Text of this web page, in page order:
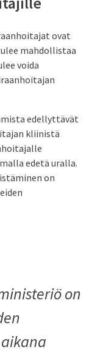
ovat
mahdollistaa
voida
edellyttävät
kliinistä
edetä uralla.
on
on